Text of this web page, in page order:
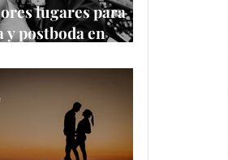
lugares para
y postboda en